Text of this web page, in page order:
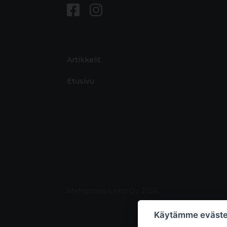
Artikkelit
Etusivu
Käytämme